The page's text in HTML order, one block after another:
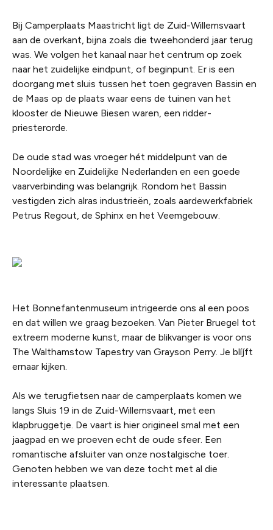
Bij Camperplaats Maastricht ligt de Zuid-Willemsvaart
aan de overkant, bijna zoals die tweehonderd jaar terug
was. We volgen het kanaal naar het centrum op zoek
naar het zuidelijke eindpunt, of beginpunt. Er is een
doorgang met sluis tussen het toen gegraven Bassin en
de Maas op de plaats waar eens de tuinen van het
klooster de Nieuwe Biesen waren, een ridder-
priesterorde.
De oude stad was vroeger hét middelpunt van de
Noordelijke en Zuidelijke Nederlanden en een goede
vaarverbinding was belangrijk. Rondom het Bassin
vestigden zich alras industrieën, zoals aardewerkfabriek
Petrus Regout, de Sphinx en het Veemgebouw.
Het Bonnefantenmuseum intrigeerde ons al een poos
en dat willen we graag bezoeken. Van Pieter Bruegel tot
extreem moderne kunst, maar de blikvanger is voor ons
The Walthamstow Tapestry van Grayson Perry. Je blíjft
ernaar kijken.
Als we terugfietsen naar de camperplaats komen we
langs Sluis 19 in de Zuid-Willemsvaart, met een
klapbruggetje. De vaart is hier origineel smal met een
jaagpad en we proeven echt de oude sfeer. Een
romantische afsluiter van onze nostalgische toer.
Genoten hebben we van deze tocht met al die
interessante plaatsen.